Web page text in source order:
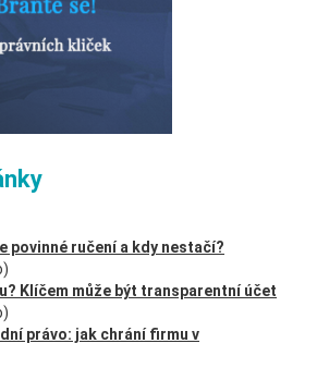
povinné ručení a kdy nestačí?
Klíčem může být transparentní účet
právo: jak chrání firmu v